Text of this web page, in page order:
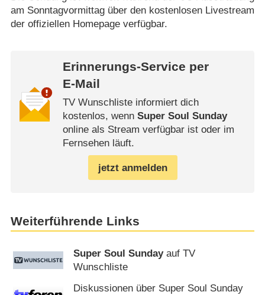
am Sonntagvormittag über den kostenlosen Livestream
der offiziellen Homepage verfügbar.
Erinnerungs-Service per
E-Mail
TV Wunschliste informiert dich
kostenlos, wenn Super Soul Sunday
online als Stream verfügbar ist oder im
Fernsehen läuft.
jetzt anmelden
Weiterführende Links
Super Soul Sundayauf TV
Wunschliste
Diskussionen über Super Soul Sunday